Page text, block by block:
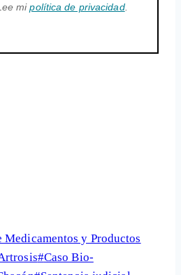
mipolítica de privacidad.
Medicamentos y Productos
#Caso Bio-